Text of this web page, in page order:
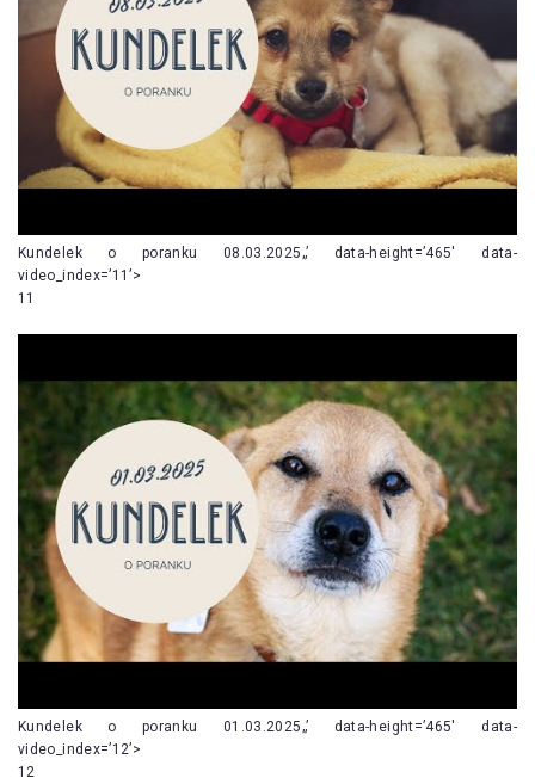
Kundelek o poranku 08.03.2025„’ data-height=’465′ data-
video_index=’11’>
11
Kundelek o poranku 01.03.2025„’ data-height=’465′ data-
video_index=’12’>
12